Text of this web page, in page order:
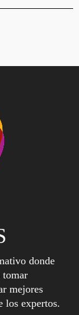
donde
tomar
mejores
los expertos.